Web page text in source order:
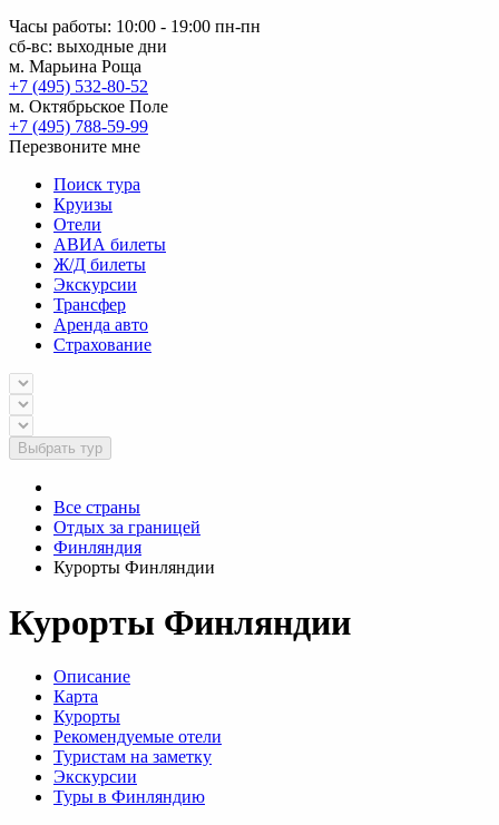
Часы работы: 10:00 - 19:00 пн-пн
сб-вс: выходные дни
м. Марьина Роща
+7 (495) 532-80-52
м. Октябрьское Поле
+7 (495) 788-59-99
Перезвоните мне
Поиск тура
Круизы
Отели
АВИА билеты
Ж/Д билеты
Экскурсии
Трансфер
Аренда авто
Страхование
Выбрать тур
Все страны
Отдых за границей
Финляндия
Курорты Финляндии
Курорты Финляндии
Описание
Карта
Курорты
Рекомендуемые отели
Туристам на заметку
Экскурсии
Туры в Финляндию